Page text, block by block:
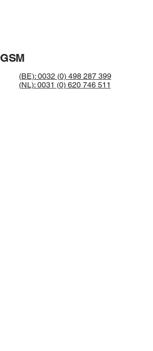
GSM
(BE): 0032 (0) 498 287 399
(NL): 0031 (0) 620 746 511